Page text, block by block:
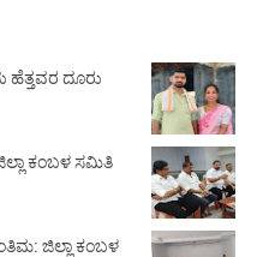
ಹೆತ್ತವರ ದೂರು
ಕಂಬಳ ಸಮಿತಿ
ಜಿಲ್ಲಾ ಕಂಬಳ